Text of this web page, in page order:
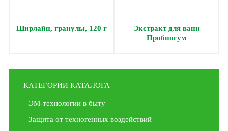
Ширлайн, гранулы, 120 г
Экстракт для ванн
Пробиогум
КАТЕГОРИИ КАТАЛОГА
ЭМ-технологии в быту
Защита от техногенных воздействий